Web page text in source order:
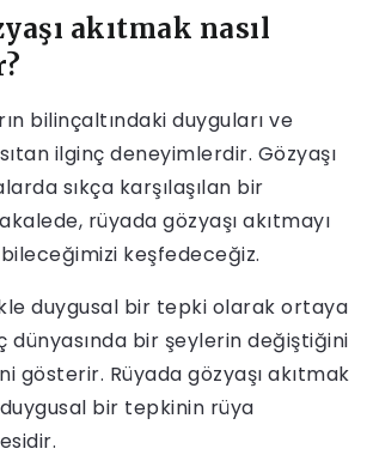
akıtmak nasıl
bilinçaltındaki duyguları ve
ilginç deneyimlerdir. Gözyaşı
sıkça karşılaşılan bir
rüyada gözyaşı akıtmayı
keşfedeceğiz.
duygusal bir tepki olarak ortaya
dünyasında bir şeylerin değiştiğini
gösterir. Rüyada gözyaşı akıtmak
bir tepkinin rüya